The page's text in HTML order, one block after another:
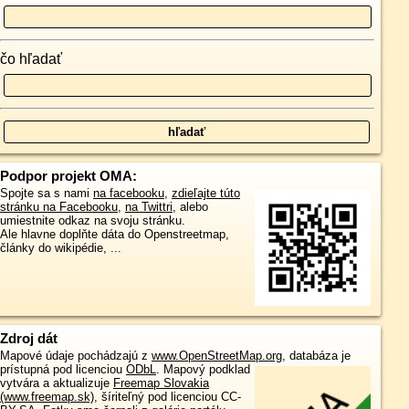
čo hľadať
Podpor projekt OMA:
Spojte sa s nami na facebooku, zdieľajte túto
stránku na Facebooku, na Twittri, alebo
umiestnite odkaz na svoju stránku.
Ale hlavne doplňte dáta do Openstreetmap,
články do wikipédie, ...
Zdroj dát
Mapové údaje pochádzajú z www.OpenStreetMap.org, databáza je
prístupná pod licenciou ODbL. Mapový podklad
vytvára a aktualizuje Freemap Slovakia
(www.freemap.sk), šíriteľný pod licenciou CC-